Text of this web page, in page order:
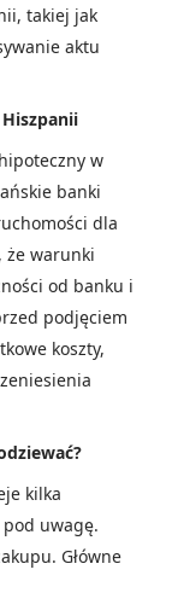
takiej jak
aktu
w
banki
dla
że warunki
od banku i
podjęciem
koszty,
kilka
uwagę.
Główne